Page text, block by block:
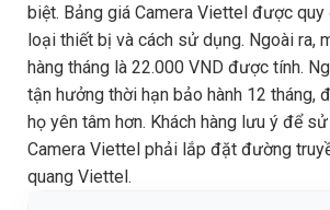
biệt. Bảng giá Camera Viettel được
loại thiết bị và cách sử dụng. Ngoài ra,
hàng tháng là 22.000 VND được tính.
tận hưởng thời hạn bảo hành 12 tháng,
họ yên tâm hơn. Khách hàng lưu ý để
Camera Viettel phải lắp đặt đường
quang Viettel.